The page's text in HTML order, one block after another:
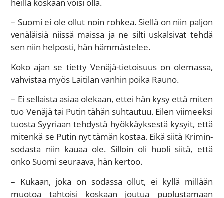
– Suomi ei ole ollut noin rohkea. Siellä on niin paljon
venäläisiä niissä maissa ja ne silti uskalsivat tehdä
sen niin helposti, hän hämmästelee.
Koko ajan se tietty Venäjä-tietoisuus on olemassa,
vahvistaa myös Laitilan vanhin poika Rauno.
– Ei sellaista asiaa olekaan, ettei hän kysy että miten
tuo Venäjä tai Putin tähän suhtautuu. Eilen viimeeksi
tuosta Syyriaan tehdystä hyökkäyksestä kysyit, että
mitenkä se Putin nyt tämän kostaa. Eikä siitä Krimin-
sodasta niin kauaa ole. Silloin oli huoli siitä, että
onko Suomi seuraava, hän kertoo.
– Kukaan, joka on sodassa ollut, ei kyllä millään
muotoa tahtoisi koskaan joutua puolustamaan